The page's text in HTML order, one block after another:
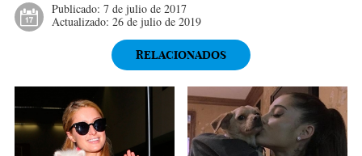
Publicado: 7 de julio de 2017
Actualizado: 26 de julio de 2019
RELACIONADOS